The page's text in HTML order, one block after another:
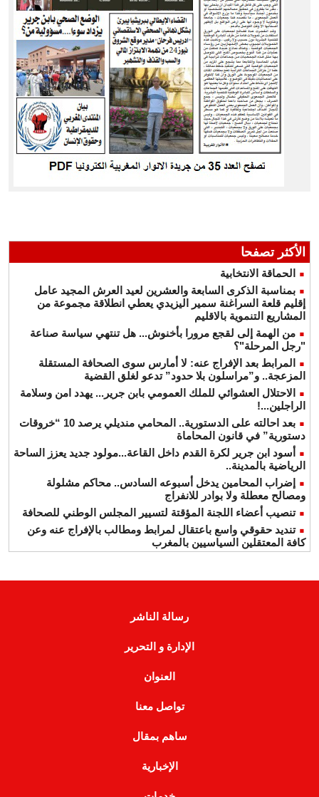
الأكثر تصفحا
الحماقة الانتخابية
بمناسبة الذكرى السابعة والعشرين لعيد العرش المجيد عامل
إقليم قلعة السراغنة سمير اليزيدي يعطي انطلاقة مجموعة من
المشاريع التنموية بالاقليم
من الهمة إلى لقجع مرورا بأخنوش... هل تنتهي سياسة صناعة
"رجل المرحلة"؟
المرابط بعد الإفراج عنه: لا أمارس سوى الصحافة المستقلة
المزعجة.. و”مراسلون بلا حدود” تدعو لغلق القضية
الاحتلال العشوائي للملك العمومي بابن جرير... يهدد امن وسلامة
الراجلين...!
بعد احالته على الدستورية.. المحامي منديلي يرصد 10 “خروقات
دستورية” في قانون المحاماة
أسود ابن جرير لكرة القدم داخل القاعة...مولود جديد يعزز الساحة
الرياضية بالمدينة..
إضراب المحامين يدخل أسبوعه السادس.. محاكم مشلولة
ومصالح معطلة ولا بوادر للانفراج
تنصيب أعضاء اللجنة المؤقتة لتسيير المجلس الوطني للصحافة
تنديد حقوقي واسع باعتقال لمرابط ومطالب بالإفراج عنه وعن
كافة المعتقلين السياسيين بالمغرب
رسالة الناشر
الإدارة و التحرير
العنوان
تواصل معنا
ساهم بمقال
الإخبارية